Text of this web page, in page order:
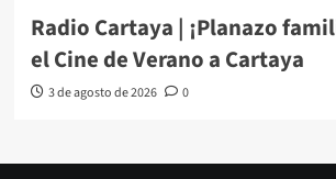
Radio Cartaya | ¡Planazo
el Cine de Verano a Cartaya
3 de agosto de 2026 0